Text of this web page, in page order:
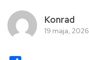
Konrad
19 maja, 2026